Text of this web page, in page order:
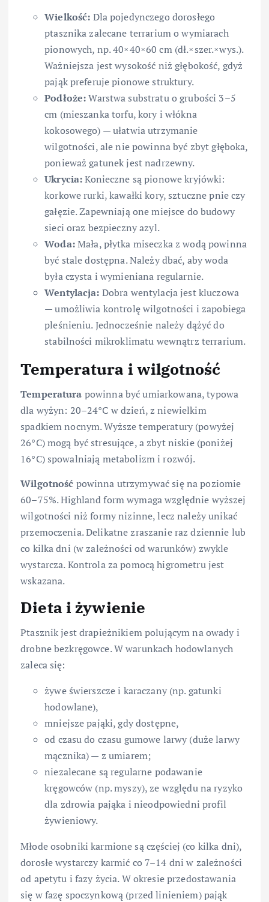
Wielkość: Dla pojedynczego dorosłego
ptasznika zalecane terrarium o wymiarach
pionowych, np. 40×40×60 cm (dł.×szer.×wys.).
Ważniejsza jest wysokość niż głębokość, gdyż
pająk preferuje pionowe struktury.
Podłoże:Warstwa substratu o grubości 3–5
cm (mieszanka torfu, kory i włókna
kokosowego) — ułatwia utrzymanie
wilgotności, ale nie powinna być zbyt głęboka,
ponieważ gatunek jest nadrzewny.
Ukrycia:Konieczne są pionowe kryjówki:
korkowe rurki, kawałki kory, sztuczne pnie czy
gałęzie. Zapewniają one miejsce do budowy
sieci oraz bezpieczny azyl.
Woda:Mała, płytka miseczka z wodą powinna
być stale dostępna. Należy dbać, aby woda
była czysta i wymieniana regularnie.
Wentylacja: Dobra wentylacja jest kluczowa
— umożliwia kontrolę wilgotności i zapobiega
pleśnieniu. Jednocześnie należy dążyć do
stabilności mikroklimatu wewnątrz terrarium.
Temperatura i wilgotność
Temperatura powinna być umiarkowana, typowa
dla wyżyn: 20–24°C w dzień, z niewielkim
spadkiem nocnym. Wyższe temperatury (powyżej
26°C) mogą być stresujące, a zbyt niskie (poniżej
16°C) spowalniają metabolizm i rozwój.
Wilgotność powinna utrzymywać się na poziomie
60–75%. Highland form wymaga względnie wyższej
wilgotności niż formy nizinne, lecz należy unikać
przemoczenia. Delikatne zraszanie raz dziennie lub
co kilka dni (w zależności od warunków) zwykle
wystarcza. Kontrola za pomocą higrometru jest
wskazana.
Dieta i żywienie
Ptasznik jest drapieżnikiem polującym na owady i
drobne bezkręgowce. W warunkach hodowlanych
zaleca się:
żywe świerszcze i karaczany (np. gatunki
hodowlane),
mniejsze pająki, gdy dostępne,
od czasu do czasu gumowe larwy (duże larwy
mącznika) — z umiarem;
niezalecane są regularne podawanie
kręgowców (np. myszy), ze względu na ryzyko
dla zdrowia pająka i nieodpowiedni profil
żywieniowy.
Młode osobniki karmione są częściej (co kilka dni),
dorosłe wystarczy karmić co 7–14 dni w zależności
od apetytu i fazy życia. W okresie przedostawania
się w fazę spoczynkową (przed linieniem) pająk